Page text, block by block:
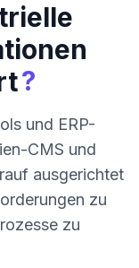
?
und ERP-
CMS und
ausgerichtet
zu
zu